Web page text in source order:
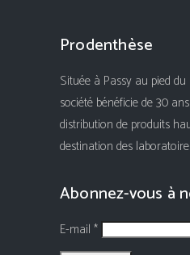
Prodenthèse
Située à Passy au pied
société bénéficie de 30
distribution de produits
destination des
Abonnez-vous à
E-mail *